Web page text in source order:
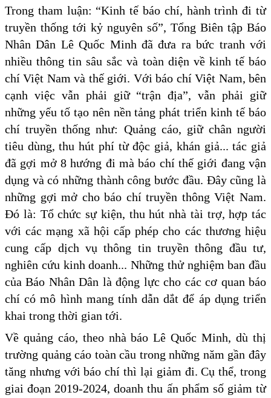
Trong tham luận: “Kinh tế báo chí, hành trình đi từ
truyền thống tới kỷ nguyên số”, Tổng Biên tập Báo
Nhân Dân Lê Quốc Minh đã đưa ra bức tranh với
nhiều thông tin sâu sắc và toàn diện về kinh tế báo
chí Việt Nam và thế giới. Với báo chí Việt Nam, bên
cạnh việc vẫn phải giữ “trận địa”, vẫn phải giữ
những yếu tố tạo nên nền tảng phát triển kinh tế báo
chí truyền thống như: Quảng cáo, giữ chân người
tiêu dùng, thu hút phí từ độc giả, khán giả... tác giả
đã gợi mở 8 hướng đi mà báo chí thế giới đang vận
dụng và có những thành công bước đầu. Đây cũng là
những gợi mở cho báo chí truyền thông Việt Nam.
Đó là: Tổ chức sự kiện, thu hút nhà tài trợ, hợp tác
với các mạng xã hội cấp phép cho các thương hiệu
cung cấp dịch vụ thông tin truyền thông đầu tư,
nghiên cứu kinh doanh... Những thử nghiệm ban đầu
của Báo Nhân Dân là động lực cho các cơ quan báo
chí có mô hình mang tính dẫn dắt để áp dụng triển
khai trong thời gian tới.
Về quảng cáo, theo nhà báo Lê Quốc Minh, dù thị
trường quảng cáo toàn cầu trong những năm gần đây
tăng nhưng với báo chí thì lại giảm đi. Cụ thể, trong
giai đoạn 2019-2024, doanh thu ấn phẩm số giảm từ